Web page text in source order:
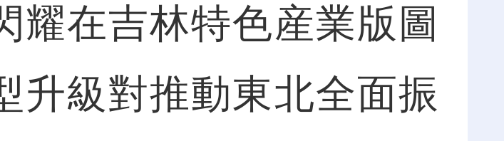
在吉林特色産業版圖
升級對推動東北全面振